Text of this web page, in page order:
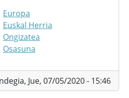
Europa
Euskal Herria
Ongizatea
Osasuna
Jue, 07/05/2020 - 15:46